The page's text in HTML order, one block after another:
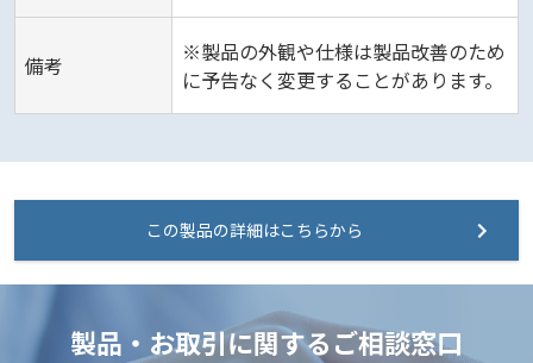
備考
※製品の外観や仕様は製品改善のため
に予告なく変更することがあります。
この製品の詳細はこちらから
製品・お取引に関するご相談窓口